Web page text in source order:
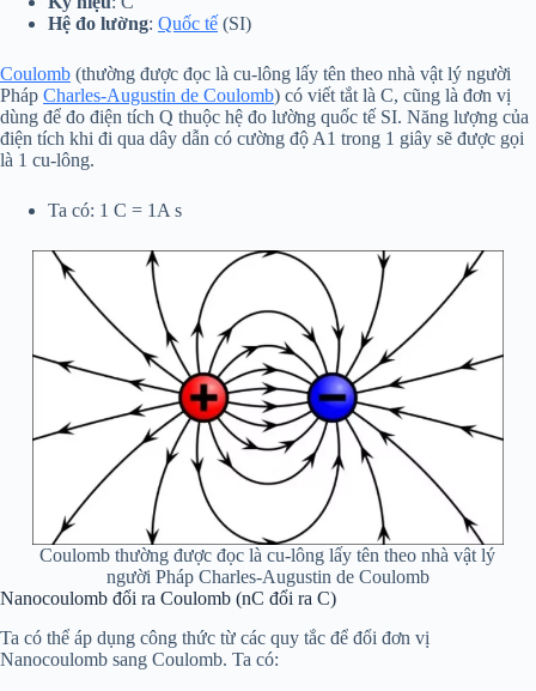
Hệ đo lường: Quốc tế (SI)
Coulomb (thường được đọc là cu-lông lấy tên theo nhà vật lý người
Pháp Charles-Augustin de Coulomb) có viết tắt là C, cũng là đơn vị
dùng để đo điện tích Q thuộc hệ đo lường quốc tế SI. Năng lượng của
điện tích khi đi qua dây dẫn có cường độ A1 trong 1 giây sẽ được gọi
là 1 cu-lông.
Ta có: 1 C = 1A s
Coulomb thường được đọc là cu-lông lấy tên theo nhà vật lý
người Pháp Charles-Augustin de Coulomb
Nanocoulomb đổi ra Coulomb (nC đổi ra C)
Ta có thể áp dụng công thức từ các quy tắc để đổi đơn vị
Nanocoulomb sang Coulomb. Ta có: